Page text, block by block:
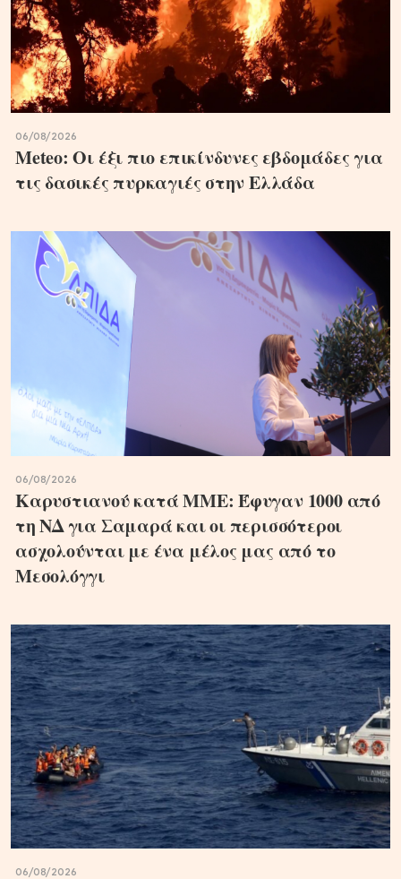
06/08/2026
Meteo: Οι έξι πιο επικίνδυνες εβδομάδες για
τις δασικές πυρκαγιές στην Ελλάδα
06/08/2026
Καρυστιανού κατά ΜΜΕ: Έφυγαν 1000 από
τη ΝΔ για Σαμαρά και οι περισσότεροι
ασχολούνται με ένα μέλος μας από το
Μεσολόγγι
06/08/2026